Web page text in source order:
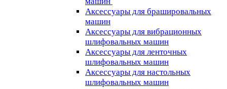
Аксессуары для брашировальных
машин
Аксессуары для вибрационных
шлифовальных машин
Аксессуары для ленточных
шлифовальных машин
Аксессуары для настольных
шлифовальных машин